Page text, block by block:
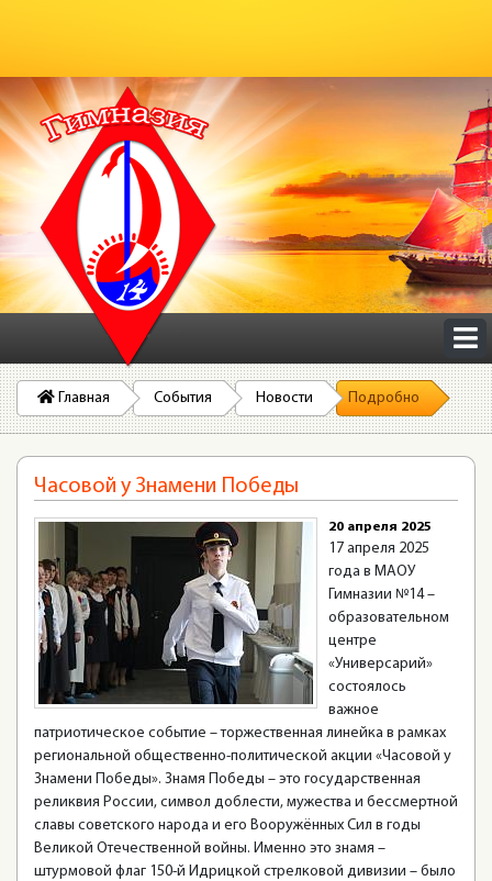
Главная События Новости Подробно
Часовой у Знамени Победы
20 апреля 2025
17 апреля 2025
года в МАОУ
Гимназии №14 –
образовательном
центре
«Универсарий»
состоялось
важное
патриотическое событие – торжественная линейка в рамках
региональной общественно-политической акции «Часовой у
Знамени Победы». Знамя Победы – это государственная
реликвия России, символ доблести, мужества и бессмертной
славы советского народа и его Вооружённых Сил в годы
Великой Отечественной войны. Именно это знамя –
штурмовой флаг 150-й Идрицкой стрелковой дивизии – было